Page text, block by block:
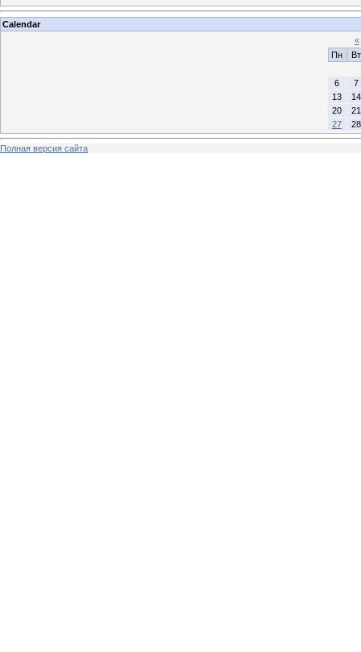
Calendar
«
Пн
Вт
6
7
13
14
20
21
27
28
Полная версия сайта